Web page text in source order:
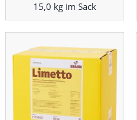
15,0 kg im Sack